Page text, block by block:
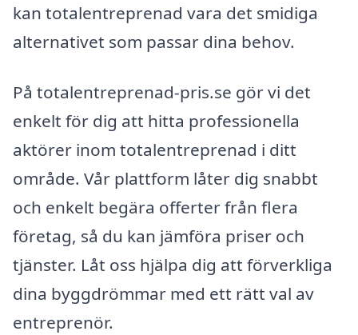
kan totalentreprenad vara det smidiga
alternativet som passar dina behov.
På totalentreprenad-pris.se gör vi det
enkelt för dig att hitta professionella
aktörer inom totalentreprenad i ditt
område. Vår plattform låter dig snabbt
och enkelt begära offerter från flera
företag, så du kan jämföra priser och
tjänster. Låt oss hjälpa dig att förverkliga
dina byggdrömmar med ett rätt val av
entreprenör.